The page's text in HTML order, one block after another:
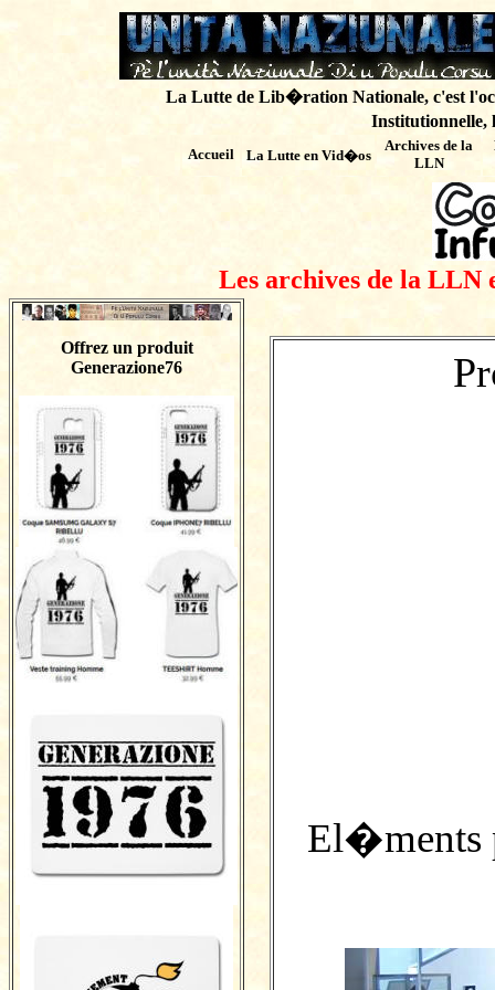
La Lutte de Lib�ration Nationale, c'est
Institutionnelle,
Accueil La Lutte en Vid�os
Archives de la
LLN
Les archives de la LLN
Offrez un produit
Generazione76
El�ments